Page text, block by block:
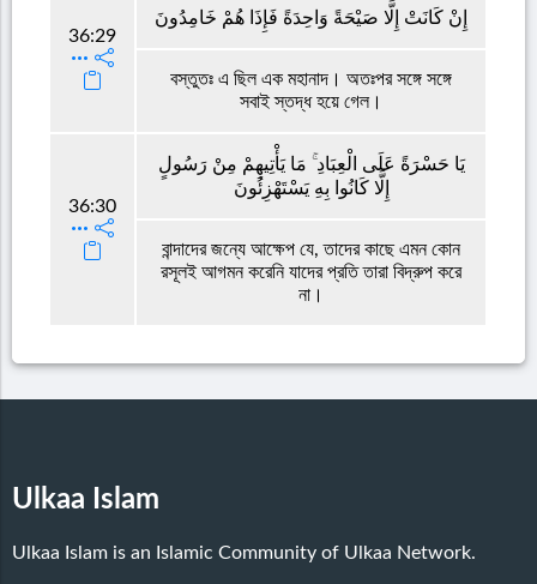
36:29
إِنْ كَانَتْ إِلَّا صَيْحَةً وَاحِدَةً فَإِذَا هُمْ خَامِدُونَ
বস্তুতঃ এ ছিল এক মহানাদ। অতঃপর সঙ্গে সঙ্গে
সবাই স্তদ্ধ হয়ে গেল।
36:30
يَا حَسْرَةً عَلَى الْعِبَادِ ۚ مَا يَأْتِيهِمْ مِنْ رَسُولٍ
إِلَّا كَانُوا بِهِ يَسْتَهْزِئُونَ
বান্দাদের জন্যে আক্ষেপ যে, তাদের কাছে এমন কোন
রসূলই আগমন করেনি যাদের প্রতি তারা বিদ্রুপ করে
না।
Ulkaa Islam
Ulkaa Islam is an Islamic Community of Ulkaa Network.